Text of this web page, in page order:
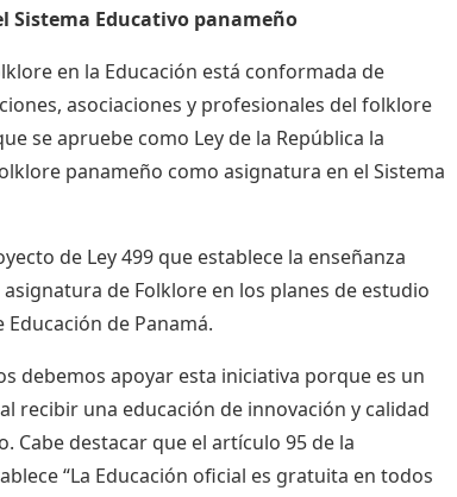
Sistema Educativo panameño
en la Educación está conformada de
asociaciones y profesionales del folklore
se apruebe como Ley de la República la
panameño como asignatura en el Sistema
de Ley 499 que establece la enseñanza
de Folklore en los planes de estudio
de Panamá.
debemos apoyar esta iniciativa porque es un
recibir una educación de innovación y calidad
Cabe destacar que el artículo 95 de la
“La Educación oficial es gratuita en todos